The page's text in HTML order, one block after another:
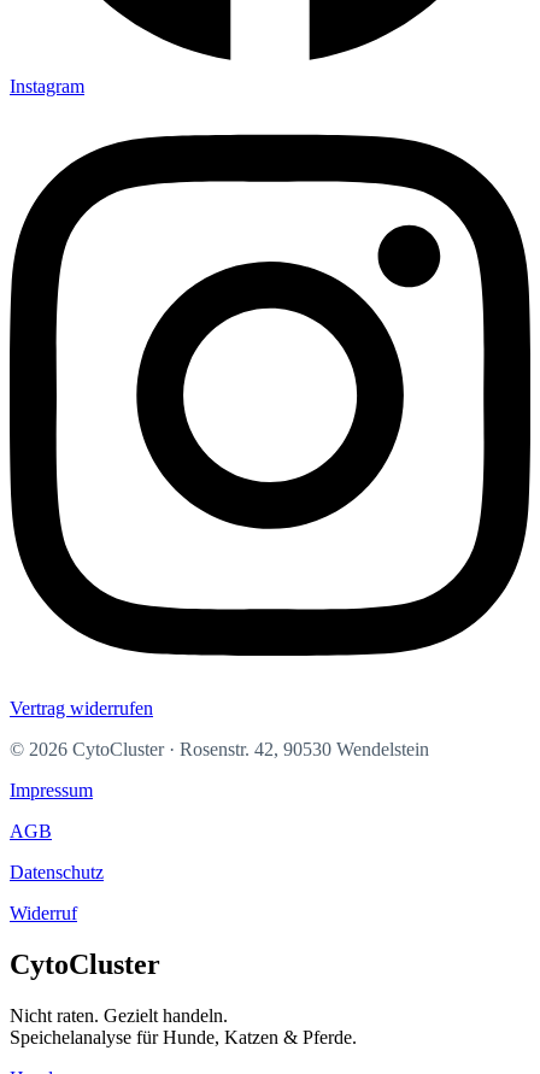
Instagram
Vertrag widerrufen
© 2026 CytoCluster · Rosenstr. 42, 90530 Wendelstein
Impressum
AGB
Datenschutz
Widerruf
CytoCluster
Nicht raten. Gezielt handeln.
Speichelanalyse für Hunde, Katzen & Pferde.